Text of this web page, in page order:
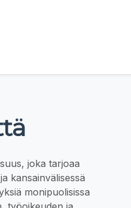
joka tarjoaa
kansainvälisessä
monipuolisissa